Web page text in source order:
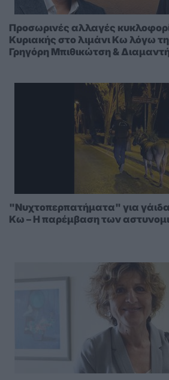
Προσωρινές αλλαγές
Κυριακής στο λιμάνι Κω λόγω
Γρηγόρη Μπιθικώτση &
"Νυχτοπερπατήματα" για
Κω – Η παρέμβαση των